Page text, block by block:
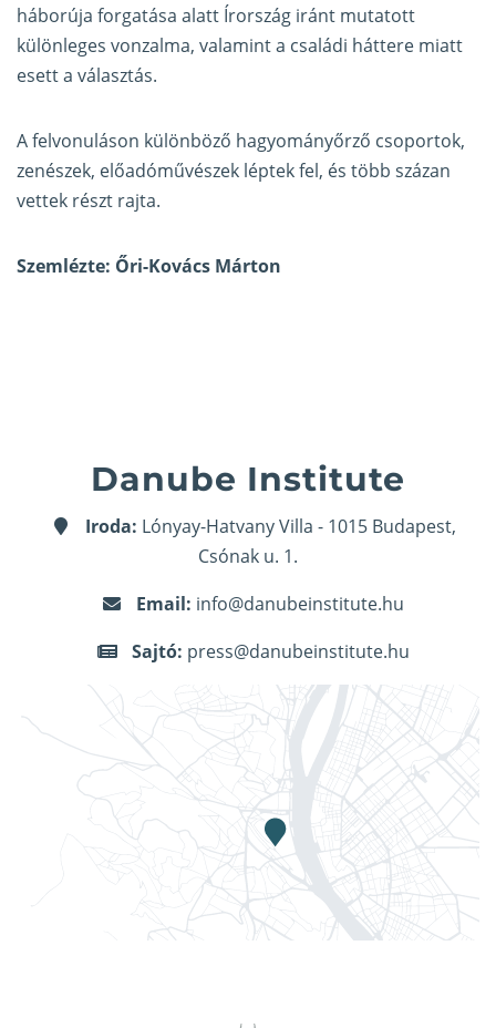
háborúja forgatása alatt Írország iránt mutatott
különleges vonzalma, valamint a családi háttere miatt
esett a választás.
A felvonuláson különböző hagyományőrző csoportok,
zenészek, előadóművészek léptek fel, és több százan
vettek részt rajta.
Szemlézte: Őri-Kovács Márton
Danube Institute
Iroda: Lónyay-Hatvany Villa - 1015 Budapest,
Csónak u. 1.
Email: info@danubeinstitute.hu
Sajtó: press@danubeinstitute.hu